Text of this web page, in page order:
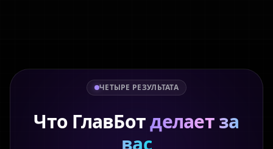
ЧЕТЫРЕ РЕЗУЛЬТАТА
Что ГлавБотделает за